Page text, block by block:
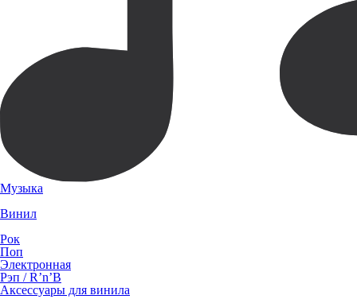
Музыка
Винил
Рок
Поп
Электронная
Рэп / R’n’B
Аксессуары для винила